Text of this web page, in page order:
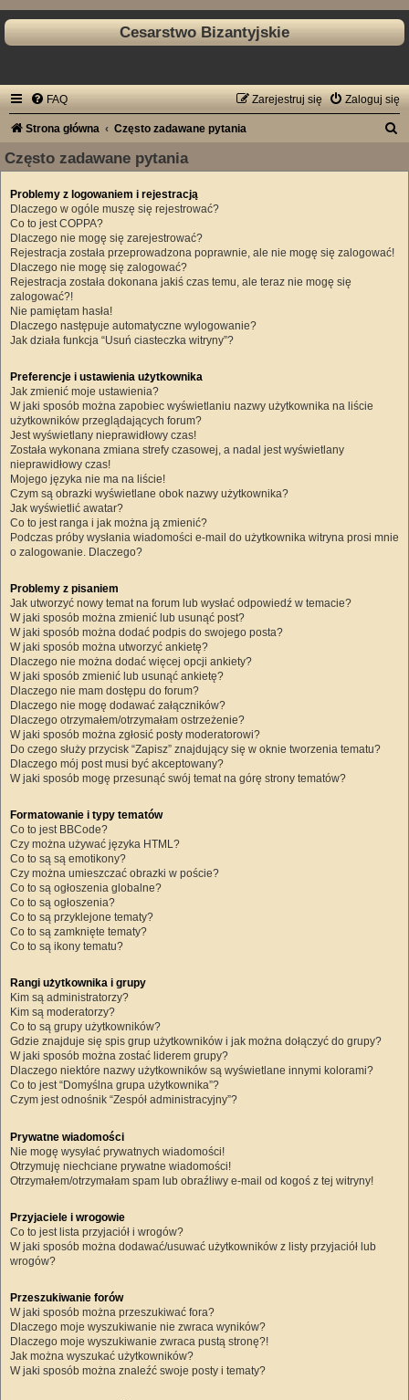
Cesarstwo Bizantyjskie
FAQ Zaloguj się
Zarejestruj się
Strona główna Często zadawane pytania
u
Często zadawane pytania
Problemy z logowaniem i rejestracją
Dlaczego w ogóle muszę się rejestrować?
Co to jest COPPA?
Dlaczego nie mogę się zarejestrować?
Rejestracja została przeprowadzona poprawnie, ale nie mogę się zalogować!
Dlaczego nie mogę się zalogować?
Rejestracja została dokonana jakiś czas temu, ale teraz nie mogę się
zalogować?!
Nie pamiętam hasła!
Dlaczego następuje automatyczne wylogowanie?
Jak działa funkcja “Usuń ciasteczka witryny”?
Preferencje i ustawienia użytkownika
Jak zmienić moje ustawienia?
W jaki sposób można zapobiec wyświetlaniu nazwy użytkownika na liście
użytkowników przeglądających forum?
Jest wyświetlany nieprawidłowy czas!
Została wykonana zmiana strefy czasowej, a nadal jest wyświetlany
nieprawidłowy czas!
Mojego języka nie ma na liście!
Czym są obrazki wyświetlane obok nazwy użytkownika?
Jak wyświetlić awatar?
Co to jest ranga i jak można ją zmienić?
Podczas próby wysłania wiadomości e-mail do użytkownika witryna prosi mnie
o zalogowanie. Dlaczego?
Problemy z pisaniem
Jak utworzyć nowy temat na forum lub wysłać odpowiedź w temacie?
W jaki sposób można zmienić lub usunąć post?
W jaki sposób można dodać podpis do swojego posta?
W jaki sposób można utworzyć ankietę?
Dlaczego nie można dodać więcej opcji ankiety?
W jaki sposób zmienić lub usunąć ankietę?
Dlaczego nie mam dostępu do forum?
Dlaczego nie mogę dodawać załączników?
Dlaczego otrzymałem/otrzymałam ostrzeżenie?
W jaki sposób można zgłosić posty moderatorowi?
Do czego służy przycisk “Zapisz” znajdujący się w oknie tworzenia tematu?
Dlaczego mój post musi być akceptowany?
W jaki sposób mogę przesunąć swój temat na górę strony tematów?
Formatowanie i typy tematów
Co to jest BBCode?
Czy można używać języka HTML?
Co to są są emotikony?
Czy można umieszczać obrazki w poście?
Co to są ogłoszenia globalne?
Co to są ogłoszenia?
Co to są przyklejone tematy?
Co to są zamknięte tematy?
Co to są ikony tematu?
Rangi użytkownika i grupy
Kim są administratorzy?
Kim są moderatorzy?
Co to są grupy użytkowników?
Gdzie znajduje się spis grup użytkowników i jak można dołączyć do grupy?
W jaki sposób można zostać liderem grupy?
Dlaczego niektóre nazwy użytkowników są wyświetlane innymi kolorami?
Co to jest “Domyślna grupa użytkownika”?
Czym jest odnośnik “Zespół administracyjny”?
Prywatne wiadomości
Nie mogę wysyłać prywatnych wiadomości!
Otrzymuję niechciane prywatne wiadomości!
Otrzymałem/otrzymałam spam lub obraźliwy e-mail od kogoś z tej witryny!
Przyjaciele i wrogowie
Co to jest lista przyjaciół i wrogów?
W jaki sposób można dodawać/usuwać użytkowników z listy przyjaciół lub
wrogów?
Przeszukiwanie forów
W jaki sposób można przeszukiwać fora?
Dlaczego moje wyszukiwanie nie zwraca wyników?
Dlaczego moje wyszukiwanie zwraca pustą stronę?!
Jak można wyszukać użytkowników?
W jaki sposób można znaleźć swoje posty i tematy?